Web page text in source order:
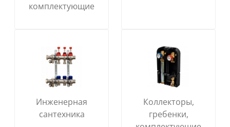
комплектующие
Инженерная
сантехника
Коллекторы,
гребенки,